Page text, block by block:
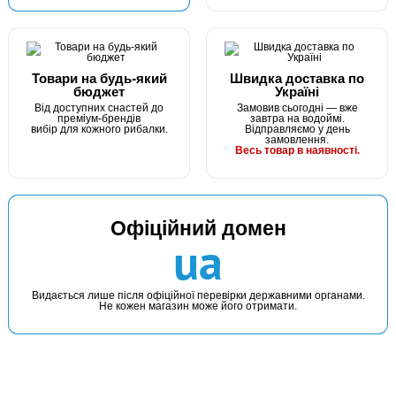
Товари на будь-який
бюджет
Від доступних снастей до
преміум-брендів
вибір для кожного рибалки.
Швидка доставка по
Україні
Замовив сьогодні — вже
завтра на водоймі.
Відправляємо у день
замовлення.
Весь товар в наявності.
Офіційний домен
ua
Видається лише після офіційної перевірки державними органами.
Не кожен магазин може його отримати.